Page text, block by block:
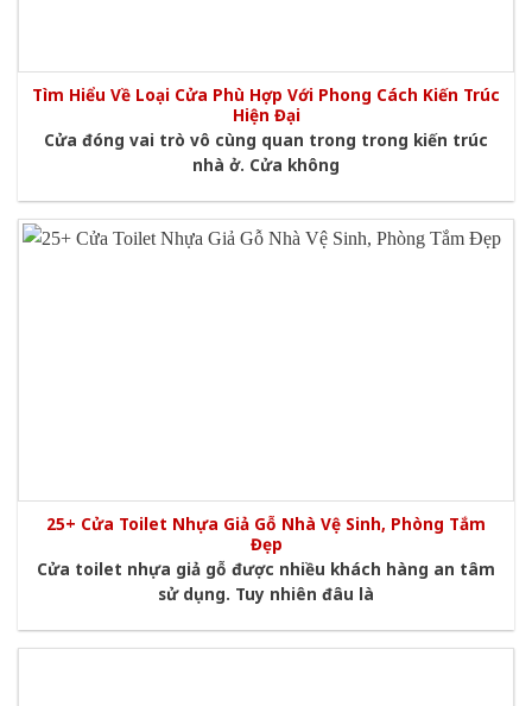
Tìm Hiểu Về Loại Cửa Phù Hợp Với Phong Cách Kiến Trúc
Hiện Đại
Cửa đóng vai trò vô cùng quan trong trong kiến trúc
nhà ở. Cửa không
25+ Cửa Toilet Nhựa Giả Gỗ Nhà Vệ Sinh, Phòng Tắm
Đẹp
Cửa toilet nhựa giả gỗ được nhiều khách hàng an tâm
sử dụng. Tuy nhiên đâu là